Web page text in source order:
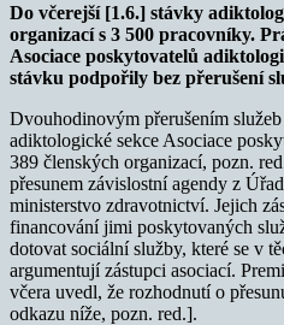
Do včerejší [1.6.] stávky
organizací s 3 500 pracovníky.
Asociace poskytovatelů
stávku podpořily bez přerušení
Dvouhodinovým přerušením
adiktologické sekce Asociace
389 členských organizací, pozn.
přesunem závislostní agendy z
ministerstvo zdravotnictví. Jejich
financování jimi poskytovaných
dotovat sociální služby, které se v
argumentují zástupci asociací.
včera uvedl, že rozhodnutí o
odkazu níže, pozn. red.].